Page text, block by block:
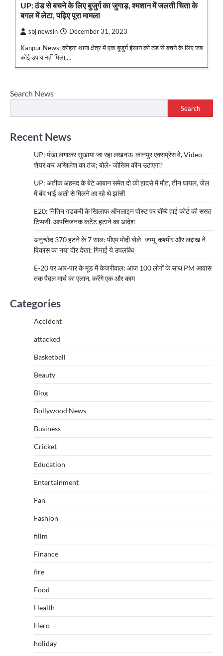
UP: ठंड से बचने के लिए बुजुर्ग का जुगाड़, श्मशान में जलती चिता के
बगल में लेटा, पढ़िए पूरा मामला
sbj newsin December 31, 2023
Kanpur News: कोहना थाना क्षेत्र में एक बुजुर्ग इंसान को ठंड से बचने के लिए जब
कोई उपाय नहीं मिला,…
Search News
Search
Recent News
UP: पंखा लगाकर सुखाया जा रहा लखनऊ-कानपुर एक्सप्रेस वे, Video
शेयर कर अखिलेश का तंज; बोले- जोखिम कौन उठाएगा?
UP: अतीक अहमद के बेटे आबान समेत दो की हादसे में मौत, तीन घायल, जेल
में बंद भाई अली से मिलने आ रहे थे झांसी
E20: नितिन गडकरी के खिलाफ ऑनलाइन पोस्ट पर बॉम्बे हाई कोर्ट की सख्त
टिप्पणी, आपत्तिजनक कंटेंट हटाने का आदेश
अनुच्छेद 370 हटने के 7 साल: पीएम मोदी बोले- जम्मू-कश्मीर और लद्दाख ने
विकास का नया दौर देखा; गिनाईं ये उपलब्धि
E-20 पर आर-पार के मूड में केजरीवाल: आज 100 लोगों के साथ PM आवास
तक पैदल मार्च का एलान, करेंगे एक और काम
Categories
Accident
attacked
Basketball
Beauty
Blog
Bollywood News
Business
Cricket
Education
Entertainment
Fan
Fashion
fillm
Finance
fire
Food
Health
Hero
holiday